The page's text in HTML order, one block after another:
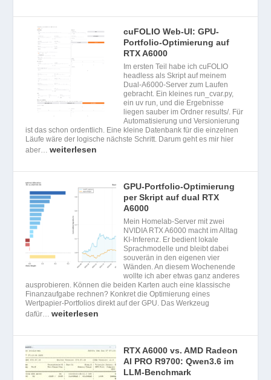
cuFOLIO Web-UI: GPU-
Portfolio-Optimierung auf
RTX A6000
Im ersten Teil habe ich cuFOLIO
headless als Skript auf meinem
Dual-A6000-Server zum Laufen
gebracht. Ein kleines run_cvar.py,
ein uv run, und die Ergebnisse
liegen sauber im Ordner results/. Für
Automatisierung und Versionierung
ist das schon ordentlich. Eine kleine Datenbank für die einzelnen
Läufe wäre der logische nächste Schritt. Darum geht es mir hier
aber…weiterlesen
GPU-Portfolio-Optimierung
per Skript auf dual RTX
A6000
Mein Homelab-Server mit zwei
NVIDIA RTX A6000 macht im Alltag
KI-Inferenz. Er bedient lokale
Sprachmodelle und bleibt dabei
souverän in den eigenen vier
Wänden. An diesem Wochenende
wollte ich aber etwas ganz anderes
ausprobieren. Können die beiden Karten auch eine klassische
Finanzaufgabe rechnen? Konkret die Optimierung eines
Wertpapier-Portfolios direkt auf der GPU. Das Werkzeug
dafür…weiterlesen
RTX A6000 vs. AMD Radeon
AI PRO R9700: Qwen3.6 im
LLM-Benchmark